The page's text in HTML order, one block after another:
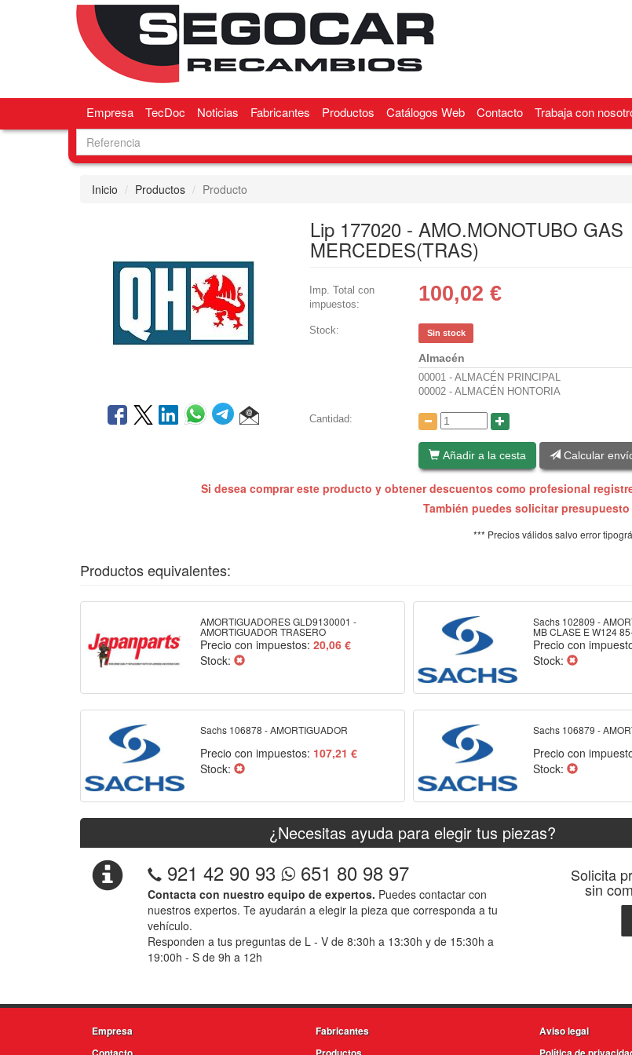
Empresa TecDoc Noticias Fabricantes Productos Catálogos Web Contacto Trabaja con
Inicio Productos Producto
Lip 177020 - AMO.MONOTUBO GAS
MERCEDES(TRAS)
Imp. Total con
impuestos:
100,02 €
Stock: Sin stock
Almacén
00001 - ALMACÉN PRINCIPAL
00002 - ALMACÉN HONTORIA
Cantidad:
Añadir a la cesta Calcular
Si desea comprar este producto y obtener descuentos como profesional
También puedes solicitar
*** Precios válidos salvo error
Productos equivalentes:
AMORTIGUADORES GLD9130001 -
AMORTIGUADOR TRASERO
Precio con impuestos:20,06 €
Stock:
Sachs 102809 -
MB CLASE E W124
Precio con
Stock:
Sachs 106878 - AMORTIGUADOR
Precio con impuestos: 107,21 €
Stock:
Sachs 106879 -
Precio con
Stock:
¿Necesitas ayuda para elegir tus piezas?
921 42 90 93 651 80 98 97
Contacta con nuestro equipo de expertos. Puedes contactar con
nuestros expertos. Te ayudarán a elegir la pieza que corresponda a tu
vehículo.
Responden a tus preguntas de L - V de 8:30h a 13:30h y de 15:30h a
19:00h - S de 9h a 12h
Solicita
sin
Empresa
Fabricantes
Aviso legal